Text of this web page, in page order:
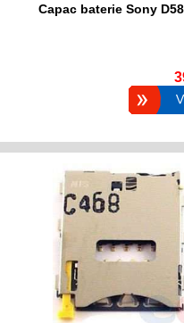
Capac baterie Sony